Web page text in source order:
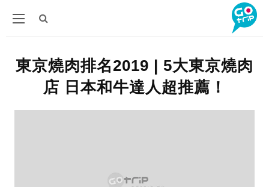
東京燒肉排名2019 | 5大東京燒肉
店 日本和牛達人超推薦！